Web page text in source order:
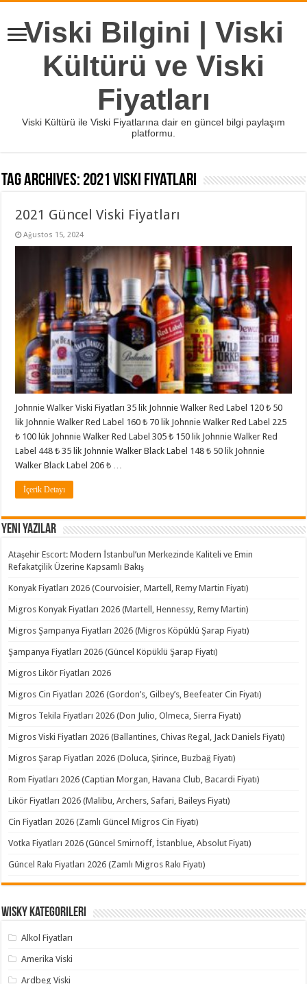
Viski Bilgini | Viski
Kültürü ve Viski
Fiyatları
Viski Kültürü ile Viski Fiyatlarına dair en güncel bilgi paylaşım
platformu.
Tag Archives: 2021 viski fiyatları
2021 Güncel Viski Fiyatları
Ağustos 15, 2024
Johnnie Walker Viski Fiyatları 35 lik Johnnie Walker Red Label 120 ₺ 50
lik Johnnie Walker Red Label 160 ₺ 70 lik Johnnie Walker Red Label 225
₺ 100 lük Johnnie Walker Red Label 305 ₺ 150 lik Johnnie Walker Red
Label 448 ₺ 35 lik Johnnie Walker Black Label 148 ₺ 50 lik Johnnie
Walker Black Label 206 ₺ …
İçerik Detayı
Yeni Yazılar
Ataşehir Escort: Modern İstanbul’un Merkezinde Kaliteli ve Emin
Refakatçilik Üzerine Kapsamlı Bakış
Konyak Fiyatları 2026 (Courvoisier, Martell, Remy Martin Fiyatı)
Migros Konyak Fiyatları 2026 (Martell, Hennessy, Remy Martin)
Migros Şampanya Fiyatları 2026 (Migros Köpüklü Şarap Fiyatı)
Şampanya Fiyatları 2026 (Güncel Köpüklü Şarap Fiyatı)
Migros Likör Fiyatları 2026
Migros Cin Fiyatları 2026 (Gordon’s, Gilbey’s, Beefeater Cin Fiyatı)
Migros Tekila Fiyatları 2026 (Don Julio, Olmeca, Sierra Fiyatı)
Migros Viski Fiyatları 2026 (Ballantines, Chivas Regal, Jack Daniels Fiyatı)
Migros Şarap Fiyatları 2026 (Doluca, Şirince, Buzbağ Fiyatı)
Rom Fiyatları 2026 (Captian Morgan, Havana Club, Bacardi Fiyatı)
Likör Fiyatları 2026 (Malibu, Archers, Safari, Baileys Fiyatı)
Cin Fiyatları 2026 (Zamlı Güncel Migros Cin Fiyatı)
Votka Fiyatları 2026 (Güncel Smirnoff, İstanblue, Absolut Fiyatı)
Güncel Rakı Fiyatları 2026 (Zamlı Migros Rakı Fiyatı)
Wisky Kategorileri
Alkol Fiyatları
Amerika Viski
Ardbeg Viski